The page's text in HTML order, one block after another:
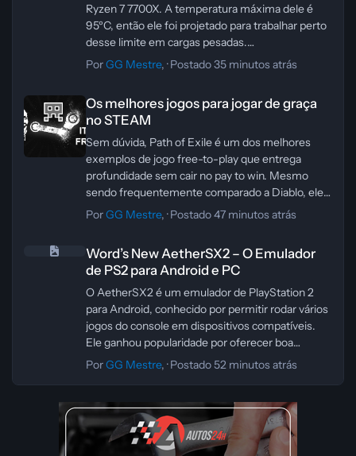
Ryzen 7 7700X. A temperatura máxima dele é
95ºC, então ele foi projetado para trabalhar perto
desse limite em cargas pesadas.
Se quiser reduzir um pouco a temperatura,
Isso costuma diminuir o consumo e o calor, com
uma pequena perda de desempenho máximo em
troca de temperaturas melhores.
Antes de alterar a BIOS, vale lembrar: qualquer
ajuste de tensão pode afetar estabilidade. O ideal
é fazer mudanças pequenas, testar o sistema e
voltar atrás se aparecerem travamentos, reinícios
modelo para evitar configurações incorretas.
PorGG Mestre, ·Postado35 minutos atrás
Os melhores jogos para jogar de graça
no STEAM
Sem dúvida, Path of Exile é um dos melhores
exemplos de jogo free-to-play que entrega
profundidade sem cair no pay to win. Mesmo
sendo frequentemente comparado a Diablo, ele
acabou se destacando por conta própria,
anos.
O que mais chama atenção é justamente a árvore
de habilidades gigantesca, que permite builds
muito variadas e dá uma sensação real de
liberdade na progressão. Além disso, o jogo vive
se renovando com ligas, mecânicas novas e
ajustes que mantêm a experiência sempre
PorGG Mestre, ·Postado47 minutos atrás
Word’s New AetherSX2 – O Emulador
de PS2 para Android e PC
O AetherSX2 é um emulador de PlayStation 2
para Android, conhecido por permitir rodar vários
jogos do console em dispositivos compatíveis.
Ele ganhou popularidade por oferecer boa
compatibilidade, opções de controle
clássicos do PS2.
Importante: o uso de emuladores é legal, mas
você deve usar apenas jogos e arquivos que
PorGG Mestre, ·Postado52 minutos atrás